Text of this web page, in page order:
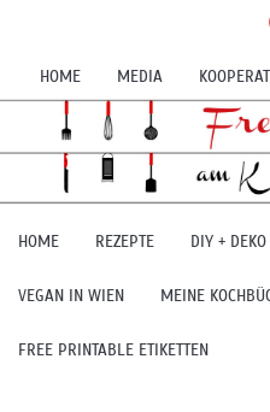
HOME MEDIA
HOME REZEPTE DIY + DEKO
VEGAN IN WIEN MEINE
FREE PRINTABLE ETIKETTEN